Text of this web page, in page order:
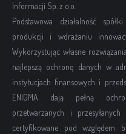
Informacji Sp. z o.o.
Podstawowa działalność
produkcji i wdrażaniu
Wykorzystując własne
najlepszą ochronę danych w
instytucjach finansowych i
ENIGMA dają pełną
przetwarzanych i
certyfikowane pod względem